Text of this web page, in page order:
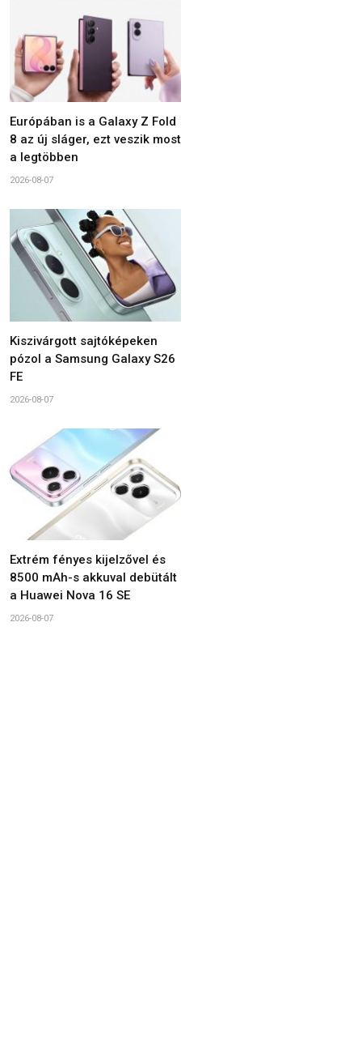
Európában is a Galaxy Z Fold
8 az új sláger, ezt veszik most
a legtöbben
2026-08-07
Kiszivárgott sajtóképeken
pózol a Samsung Galaxy S26
FE
2026-08-07
Extrém fényes kijelzővel és
8500 mAh-s akkuval debütált
a Huawei Nova 16 SE
2026-08-07